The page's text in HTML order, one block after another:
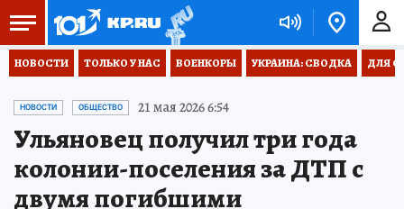
НОВОСТИ ТОЛЬКО У НАС ВОЕНКОРЫ УКРАИНА: СВОДКА ДЛЯ
НОВОСТИ ОБЩЕСТВО 21 мая 2026 6:54
Ульяновец получил три года
колонии-поселения за ДТП с
двумя погибшими